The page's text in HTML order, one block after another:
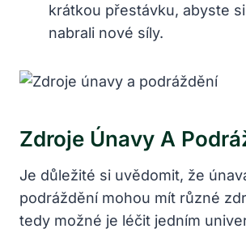
krátkou přestávku, abyste
nabrali nové síly.
Zdroje Únavy A
Je důležité si uvědomit, že
podráždění mohou mít různé
tedy možné je léčit jedním